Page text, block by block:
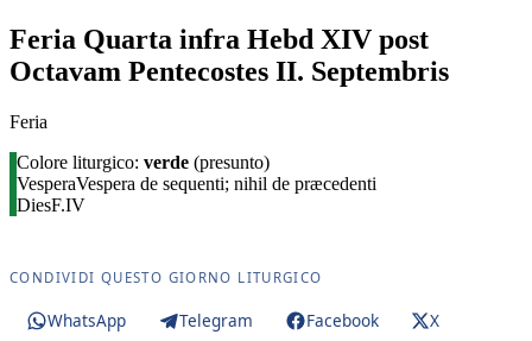
Feria Quarta infra Hebd XIV post
Octavam Pentecostes II. Septembris
Feria
Colore liturgico: verde (presunto)
VesperaVespera de sequenti; nihil de præcedenti
DiesF.IV
CONDIVIDI QUESTO GIORNO LITURGICO
WhatsApp Telegram Facebook
X